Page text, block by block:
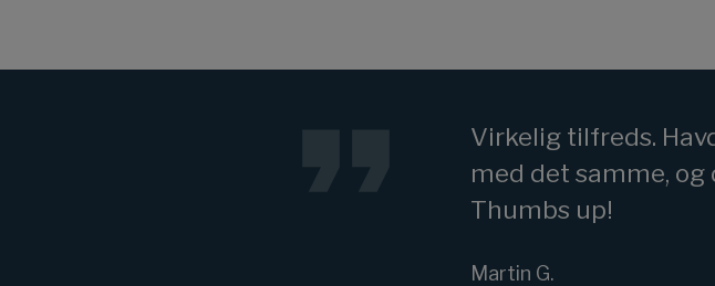
Virkelig tilfreds.
med det samme,
Thumbs up!
Martin G.